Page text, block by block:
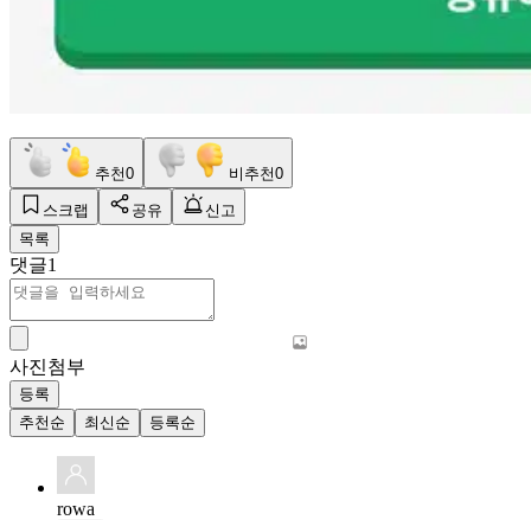
추천0 비추천0
스크랩 공유
신고
목록
댓글1
사진첨부
등록
추천순
최신순 등록순
rowa